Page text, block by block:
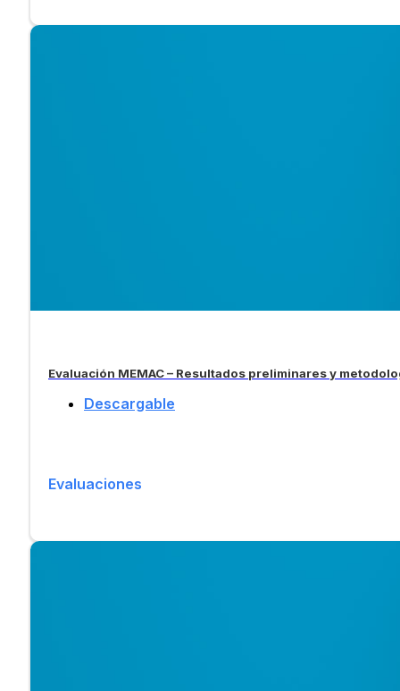
Evaluación MEMAC – Resultados preliminares y
Descargable
Evaluaciones